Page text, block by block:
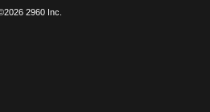
2960 Inc.